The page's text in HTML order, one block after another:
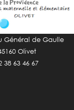
Général de Gaulle
Olivet
38 63 46 67